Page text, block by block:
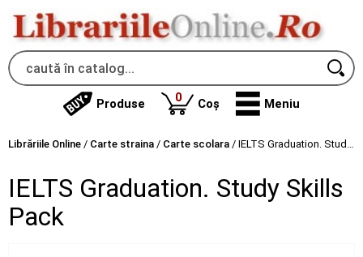
Produse 0produse
Coș Meniu
Librăriile Online / Carte straina / Carte scolara / IELTS Graduation. Study Skills Pack
IELTS Graduation. Study Skills
Pack